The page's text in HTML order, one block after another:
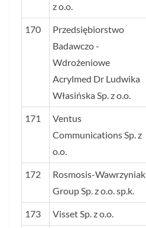
z o.o.
170
Przedsiębiorstwo
Badawczo -
Wdrożeniowe
Acrylmed Dr Ludwika
Własińska Sp. z o.o.
171
Ventus
Communications Sp. z
o.o.
172
Rosmosis-Wawrzyniak
Group Sp. z o.o. sp.k.
173 Visset Sp. z o.o.